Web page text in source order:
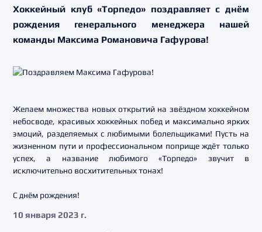
Хоккейный клуб «Торпедо» поздравляет с днём
рождения генерального менеджера нашей
команды Максима Романовича Гафурова!
Желаем множества новых открытий на звёздном хоккейном
небосводе, красивых хоккейных побед и максимально ярких
эмоций, разделяемых с любимыми болельщиками! Пусть на
жизненном пути и профессиональном поприще ждёт только
успех, а название любимого «Торпедо» звучит в
исключительно восхитительных тонах!
С днём рождения!
10 января 2023 г.